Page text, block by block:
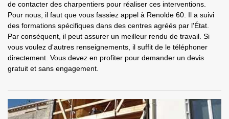
de contacter des charpentiers pour réaliser ces interventions.
Pour nous, il faut que vous fassiez appel à Renolde 60. Il a suivi
des formations spécifiques dans des centres agréés par l'État.
Par conséquent, il peut assurer un meilleur rendu de travail. Si
vous voulez d'autres renseignements, il suffit de le téléphoner
directement. Vous devez en profiter pour demander un devis
gratuit et sans engagement.